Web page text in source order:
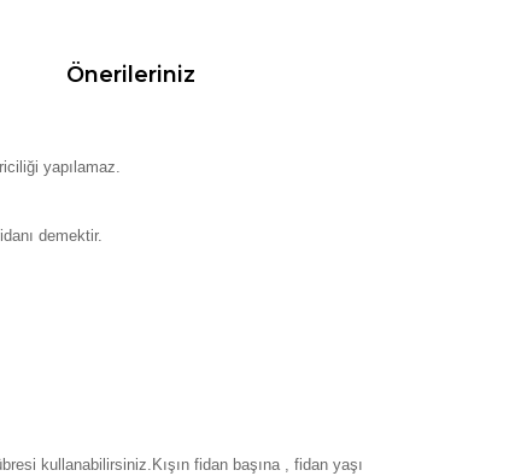
Önerileriniz
yapılamaz.
demektir.
kullanabilirsiniz.Kışın fidan başına , fidan yaşı